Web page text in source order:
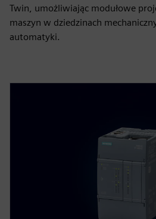
Twin, umożliwiając modułowe
maszyn w dziedzinach
automatyki.